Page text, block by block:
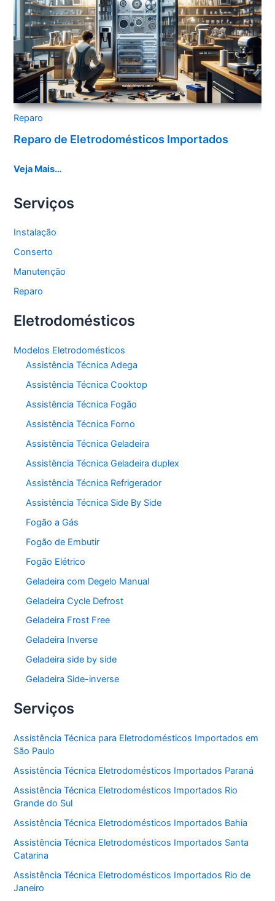
Reparo
Reparo de Eletrodomésticos Importados
Veja Mais…
Serviços
Instalação
Conserto
Manutenção
Reparo
Eletrodomésticos
Modelos Eletrodomésticos
Assistência Técnica Adega
Assistência Técnica Cooktop
Assistência Técnica Fogão
Assistência Técnica Forno
Assistência Técnica Geladeira
Assistência Técnica Geladeira duplex
Assistência Técnica Refrigerador
Assistência Técnica Side By Side
Fogão a Gás
Fogão de Embutir
Fogão Elétrico
Geladeira com Degelo Manual
Geladeira Cycle Defrost
Geladeira Frost Free
Geladeira Inverse
Geladeira side by side
Geladeira Side-inverse
Serviços
Assistência Técnica para Eletrodomésticos Importados em
São Paulo
Assistência Técnica Eletrodomésticos Importados Paraná
Assistência Técnica Eletrodomésticos Importados Rio
Grande do Sul
Assistência Técnica Eletrodomésticos Importados Bahia
Assistência Técnica Eletrodomésticos Importados Santa
Catarina
Assistência Técnica Eletrodomésticos Importados Rio de
Janeiro